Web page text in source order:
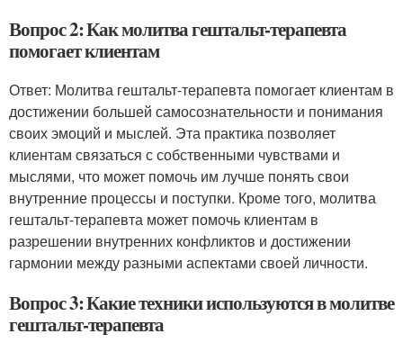
Вопрос 2: Как молитва гештальт-терапевта
помогает клиентам
Ответ: Молитва гештальт-терапевта помогает клиентам в
достижении большей самосознательности и понимания
своих эмоций и мыслей. Эта практика позволяет
клиентам связаться с собственными чувствами и
мыслями, что может помочь им лучше понять свои
внутренние процессы и поступки. Кроме того, молитва
гештальт-терапевта может помочь клиентам в
разрешении внутренних конфликтов и достижении
гармонии между разными аспектами своей личности.
Вопрос 3: Какие техники используются в молитве
гештальт-терапевта